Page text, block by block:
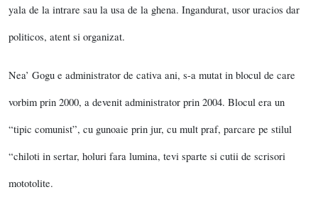
yala de la intrare sau la usa de la ghena. Ingandurat, usor uracios dar
politicos, atent si organizat.
Nea’ Gogu e administrator de cativa ani, s-a mutat in blocul de care
vorbim prin 2000, a devenit administrator prin 2004. Blocul era un
“tipic comunist”, cu gunoaie prin jur, cu mult praf, parcare pe stilul
“chiloti in sertar, holuri fara lumina, tevi sparte si cutii de scrisori
mototolite.